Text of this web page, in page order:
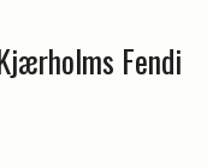
Fendi